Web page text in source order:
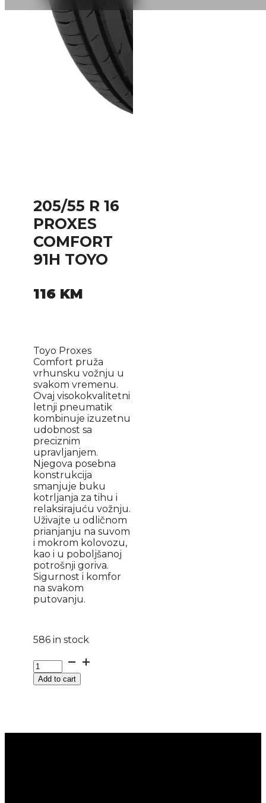
205/55 R 16
PROXES
COMFORT
91H TOYO
116 KM
Toyo Proxes
Comfort pruža
vrhunsku vožnju u
svakom vremenu.
Ovaj visokokvalitetni
letnji pneumatik
kombinuje izuzetnu
udobnost sa
preciznim
upravljanjem.
Njegova posebna
konstrukcija
smanjuje buku
kotrljanja za tihu i
relaksirajuću vožnju.
Uživajte u odličnom
prianjanju na suvom
i mokrom kolovozu,
kao i u poboljšanoj
potrošnji goriva.
Sigurnost i komfor
na svakom
putovanju.
586 in stock
205/55
R
16Add to cart